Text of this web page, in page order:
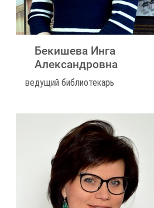
Бекишева Инга
Александровна
ведущий библиотекарь